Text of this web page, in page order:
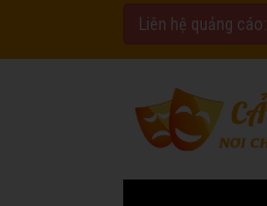
Liên hệ quảng cáo: